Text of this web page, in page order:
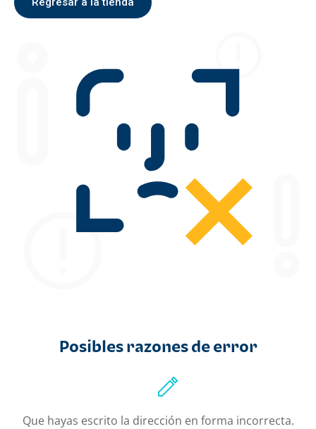
Posibles razones de error
Que hayas escrito la dirección en forma incorrecta.